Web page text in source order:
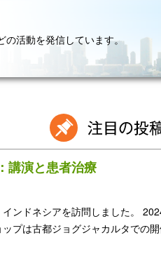
の活動を発信しています。
講演と患者治療
ンドネシアを訪問しました。
プは古都ジョグジャカルタでの